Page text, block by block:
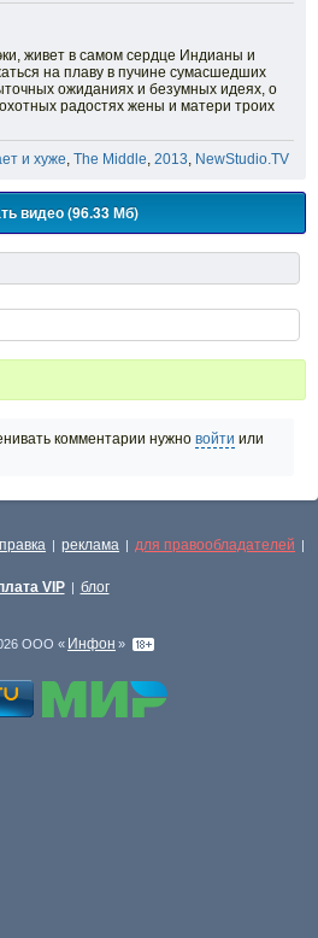
живет в самом сердце Индианы и
на плаву в пучине сумасшедших
ожиданиях и безумных идеях, о
радостях жены и матери троих
и хуже The Middle 2013 NewStudio.TV
видео (96.33 Мб)
комментарии нужно войти или
| реклама | для правообладателей |
VIP | блог
ООО « Инфон »